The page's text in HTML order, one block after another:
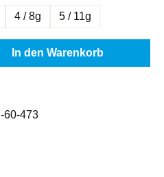
4 / 8g 5 / 11g
den gewünschten
In den Warenkorb
60-473